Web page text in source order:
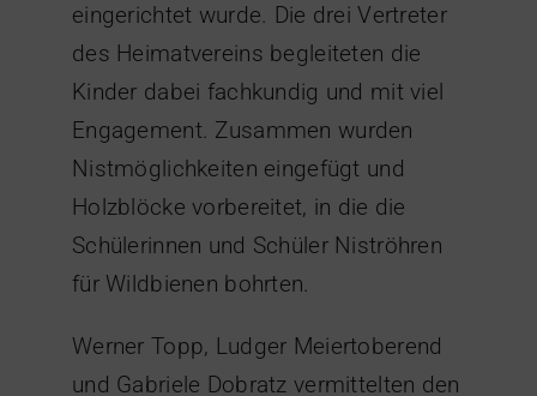
eingerichtet wurde. Die drei Vertreter
des Heimatvereins begleiteten die
Kinder dabei fachkundig und mit viel
Engagement. Zusammen wurden
Nistmöglichkeiten eingefügt und
Holzblöcke vorbereitet, in die die
Schülerinnen und Schüler Niströhren
für Wildbienen bohrten.
Werner Topp, Ludger Meiertoberend
und Gabriele Dobratz vermittelten den